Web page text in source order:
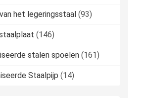
het legeringsstaal (93)
(146)
stalen spoelen (161)
Staalpijp (14)